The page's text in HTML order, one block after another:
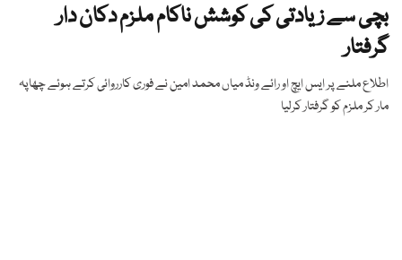
بچی سے زیادتی کی کوشش ناکام ملزم دکان دار
گرفتار
اطلاع ملنے پر ایس ایچ او رائے ونڈ میاں محمد امین نے فوری کارروائی کرتے ہوئے چھاپہ
مار کر ملزم کو گرفتار کرلیا